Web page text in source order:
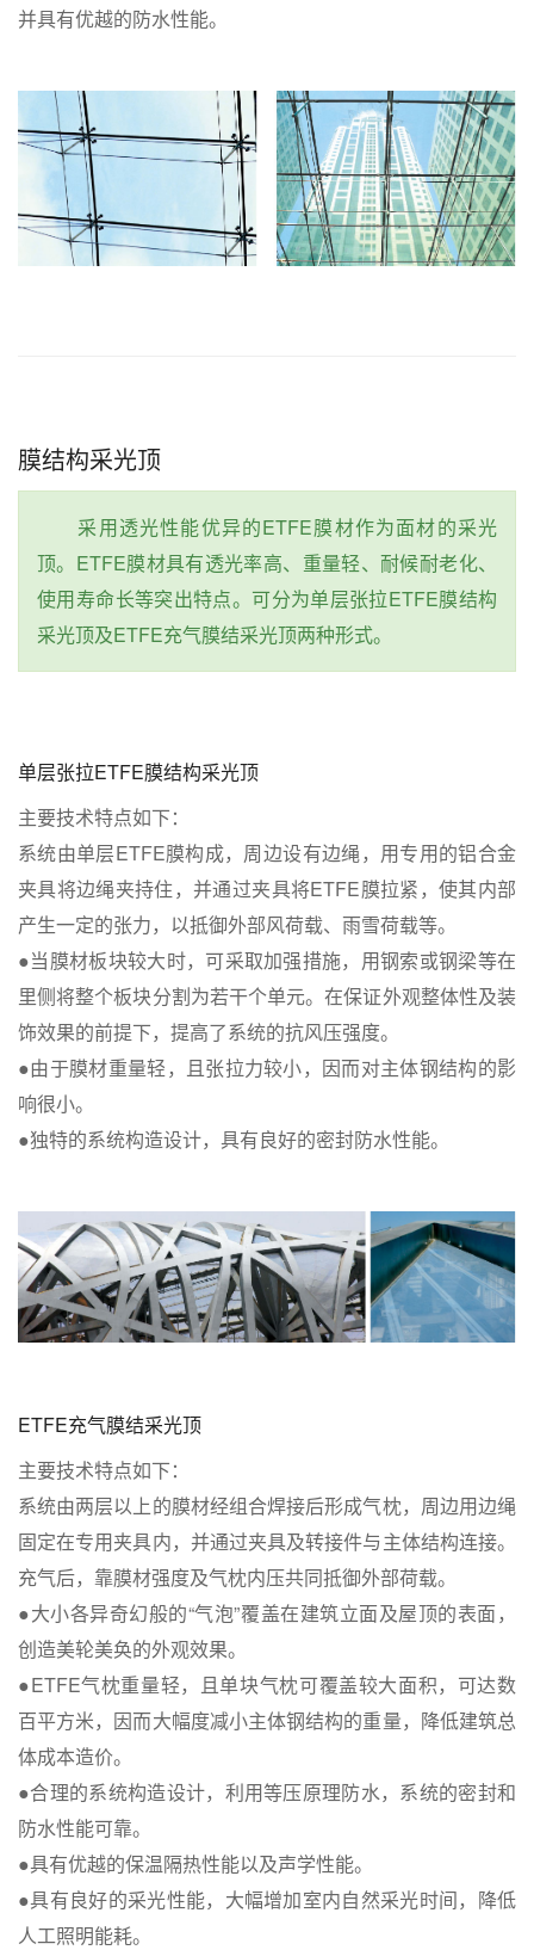
并具有优越的防水性能。
膜结构采光顶
采用透光性能优异的ETFE膜材作为面材的采光
顶。ETFE膜材具有透光率高、重量轻、耐候耐老化、
使用寿命长等突出特点。可分为单层张拉ETFE膜结构
采光顶及ETFE充气膜结采光顶两种形式。
单层张拉ETFE膜结构采光顶
主要技术特点如下：
系统由单层ETFE膜构成，周边设有边绳，用专用的铝合金
夹具将边绳夹持住，并通过夹具将ETFE膜拉紧，使其内部
产生一定的张力，以抵御外部风荷载、雨雪荷载等。
●当膜材板块较大时，可采取加强措施，用钢索或钢梁等在
里侧将整个板块分割为若干个单元。在保证外观整体性及装
饰效果的前提下，提高了系统的抗风压强度。
●由于膜材重量轻，且张拉力较小，因而对主体钢结构的影
响很小。
●独特的系统构造设计，具有良好的密封防水性能。
ETFE充气膜结采光顶
主要技术特点如下：
系统由两层以上的膜材经组合焊接后形成气枕，周边用边绳
固定在专用夹具内，并通过夹具及转接件与主体结构连接。
充气后，靠膜材强度及气枕内压共同抵御外部荷载。
●大小各异奇幻般的“气泡”覆盖在建筑立面及屋顶的表面，
创造美轮美奂的外观效果。
●ETFE气枕重量轻，且单块气枕可覆盖较大面积，可达数
百平方米，因而大幅度减小主体钢结构的重量，降低建筑总
体成本造价。
●合理的系统构造设计，利用等压原理防水，系统的密封和
防水性能可靠。
●具有优越的保温隔热性能以及声学性能。
●具有良好的采光性能，大幅增加室内自然采光时间，降低
人工照明能耗。